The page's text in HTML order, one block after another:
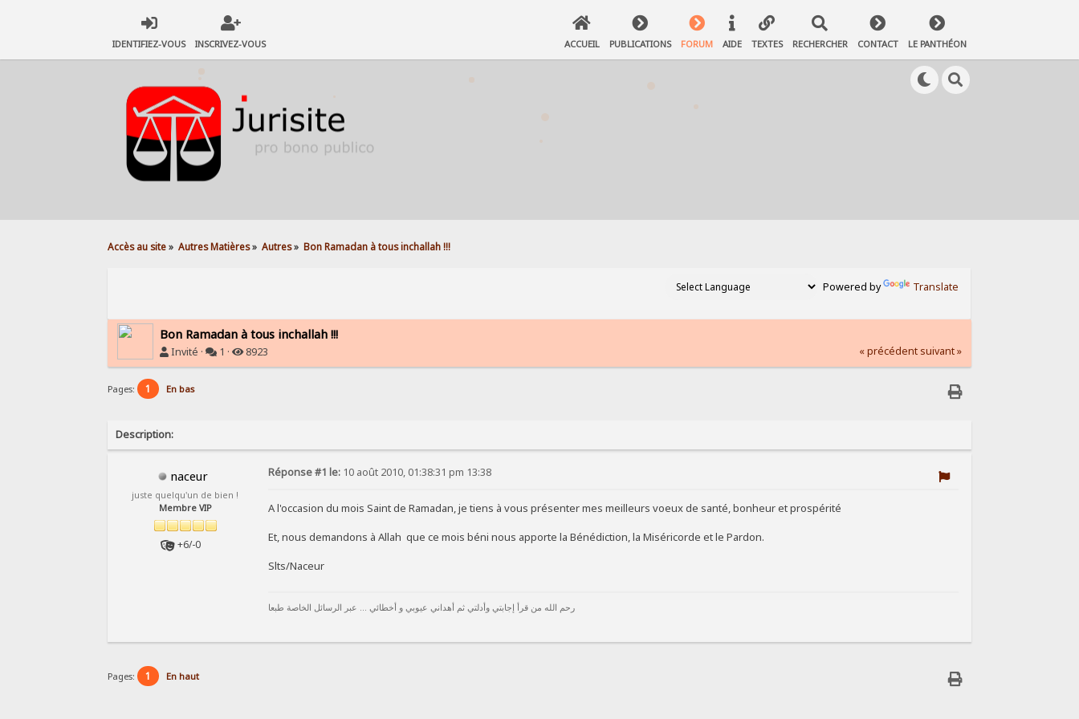
IDENTIFIEZ-VOUS INSCRIVEZ-VOUS ACCUEIL PUBLICATIONS FORUM AIDE TEXTES RECHERCHER CONTACT LE PANTHÉON
Accès au site» Autres Matières» Autres» Bon Ramadan à tous inchallah !!!
Powered by Translate
Bon Ramadan à tous inchallah !!!
Invité · 1 · 8923 « précédent suivant »
Pages: 1 En bas
Description:
naceur
juste quelqu'un de bien !
Membre VIP
+6/-0
Réponse #1 le: 10 août 2010, 01:38:31 pm 13:38
A l'occasion du mois Saint de Ramadan, je tiens à vous présenter mes meilleurs voeux de santé, bonheur et prospérité
Et, nous demandons à Allah que ce mois béni nous apporte la Bénédiction, la Miséricorde et le Pardon.
Slts/Naceur
رحم الله من قرأ إجابتي وأدلتي ثم أهداني عيوبي و أخطائي ... عبر الرسائل الخاصة طبعا
Pages: 1 En haut